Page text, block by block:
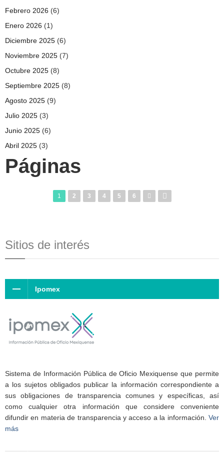
Febrero 2026 (6)
Enero 2026 (1)
Diciembre 2025 (6)
Noviembre 2025 (7)
Octubre 2025 (8)
Septiembre 2025 (8)
Agosto 2025 (9)
Julio 2025 (3)
Junio 2025 (6)
Abril 2025 (3)
Páginas
1 2 3 4 5 6
Sitios de interés
Ipomex
Sistema de Información Pública de Oficio Mexiquense que permite
a los sujetos obligados publicar la información correspondiente a
sus obligaciones de transparencia comunes y específicas, así
como cualquier otra información que considere conveniente
difundir en materia de transparencia y acceso a la información. Ver
más